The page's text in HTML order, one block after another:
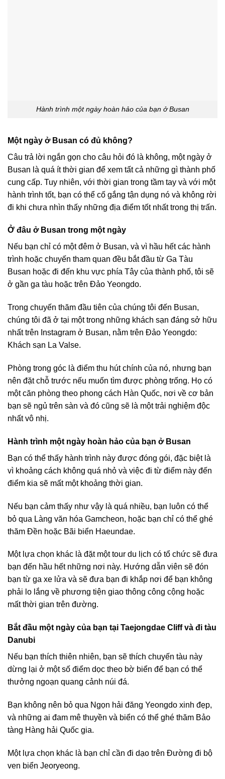
Hành trình một ngày hoàn hảo của bạn ở Busan
Một ngày ở Busan có đủ không?
Câu trả lời ngắn gọn cho câu hỏi đó là không, một ngày ở
Busan là quá ít thời gian để xem tất cả những gì thành phố
cung cấp. Tuy nhiên, với thời gian trong tầm tay và với một
hành trình tốt, bạn có thể cố gắng tận dụng nó và không rời
đi khi chưa nhìn thấy những địa điểm tốt nhất trong thị trấn.
Ở đâu ở Busan trong một ngày
Nếu bạn chỉ có một đêm ở Busan, và vì hầu hết các hành
trình hoặc chuyến tham quan đều bắt đầu từ Ga Tàu
Busan hoặc đi đến khu vực phía Tây của thành phố, tôi sẽ
ở gần ga tàu hoặc trên Đảo Yeongdo.
Trong chuyến thăm đầu tiên của chúng tôi đến Busan,
chúng tôi đã ở tại một trong những khách sạn đáng sở hữu
nhất trên Instagram ở Busan, nằm trên Đảo Yeongdo:
Khách sạn La Valse.
Phòng trong góc là điểm thu hút chính của nó, nhưng bạn
nên đặt chỗ trước nếu muốn tìm được phòng trống. Họ có
một căn phòng theo phong cách Hàn Quốc, nơi về cơ bản
bạn sẽ ngủ trên sàn và đó cũng sẽ là một trải nghiệm độc
nhất vô nhị.
Hành trình một ngày hoàn hảo của bạn ở Busan
Bạn có thể thấy hành trình này được đóng gói, đặc biệt là
vì khoảng cách không quá nhỏ và việc đi từ điểm này đến
điểm kia sẽ mất một khoảng thời gian.
Nếu bạn cảm thấy như vậy là quá nhiều, bạn luôn có thể
bỏ qua Làng văn hóa Gamcheon, hoặc bạn chỉ có thể ghé
thăm Đền hoặc Bãi biển Haeundae.
Một lựa chọn khác là đặt một tour du lịch có tổ chức sẽ đưa
bạn đến hầu hết những nơi này. Hướng dẫn viên sẽ đón
bạn từ ga xe lửa và sẽ đưa bạn đi khắp nơi để bạn không
phải lo lắng về phương tiện giao thông công cộng hoặc
mất thời gian trên đường.
Bắt đầu một ngày của bạn tại Taejongdae Cliff và đi tàu
Danubi
Nếu bạn thích thiên nhiên, bạn sẽ thích chuyến tàu này
dừng lại ở một số điểm dọc theo bờ biển để bạn có thể
thưởng ngoạn quang cảnh núi đá.
Bạn không nên bỏ qua Ngọn hải đăng Yeongdo xinh đẹp,
và những ai đam mê thuyền và biển có thể ghé thăm Bảo
tàng Hàng hải Quốc gia.
Một lựa chọn khác là bạn chỉ cần đi dạo trên Đường đi bộ
ven biển Jeoryeong.